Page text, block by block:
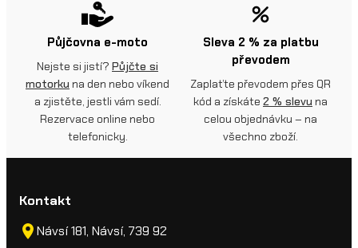
Půjčovna e-moto
Nejste si jistí? Půjčte si
motorku na den nebo víkend
a zjistěte, jestli vám sedí.
Rezervace online nebo
telefonicky.
Sleva 2 % za platbu
převodem
Zaplaťte převodem přes QR
kód a získáte 2 % slevu na
celou objednávku – na
všechno zboží.
Kontakt
Návsí 181, Návsí, 739 92